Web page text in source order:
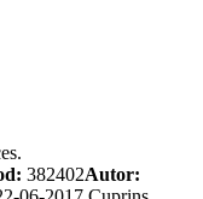
382402Autor: